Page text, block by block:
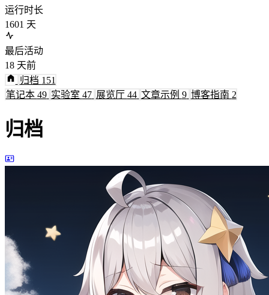
运行时长
1601 天
最后活动
18 天前
归档 151
笔记本 49 实验室 47 展览厅 44 文章示例 9 博客指南 2
归档